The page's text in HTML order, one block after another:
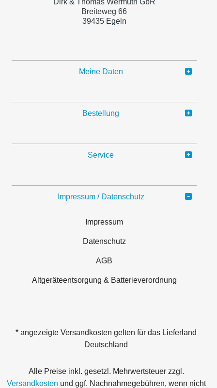
Dirk & Thomas Wermuth GbR
Breiteweg 66
39435 Egeln
Meine Daten
Bestellung
Service
Impressum / Datenschutz
Impressum
Datenschutz
AGB
Altgeräteentsorgung & Batterieverordnung
* angezeigte Versandkosten gelten für das Lieferland
Deutschland
Alle Preise inkl. gesetzl. Mehrwertsteuer zzgl.
Versandkosten und ggf. Nachnahmegebühren, wenn nicht